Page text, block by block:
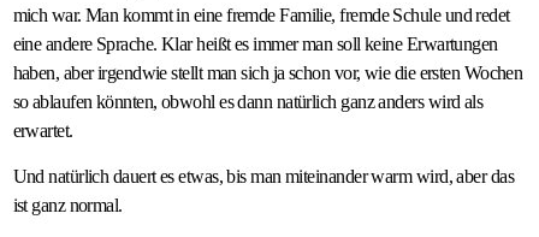
mich war. Man kommt in eine fremde Familie, fremde Schule und redet
eine andere Sprache. Klar heißt es immer man soll keine Erwartungen
haben, aber irgendwie stellt man sich ja schon vor, wie die ersten Wochen
so ablaufen könnten, obwohl es dann natürlich ganz anders wird als
erwartet.
Und natürlich dauert es etwas, bis man miteinander warm wird, aber das
ist ganz normal.